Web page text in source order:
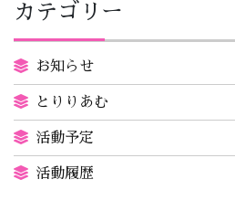
カテゴリー
お知らせ
とりりあむ
活動予定
活動履歴